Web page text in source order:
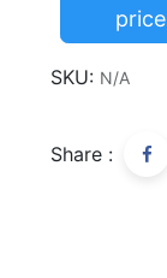
price
SKU: N/A
Share :